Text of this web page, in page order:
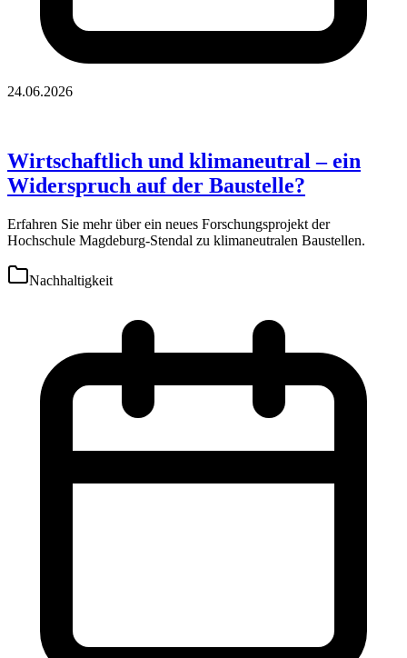
24.06.2026
Wirtschaftlich und klimaneutral – ein
Widerspruch auf der Baustelle?
Erfahren Sie mehr über ein neues Forschungsprojekt der
Hochschule Magdeburg-Stendal zu klimaneutralen Baustellen.
Nachhaltigkeit